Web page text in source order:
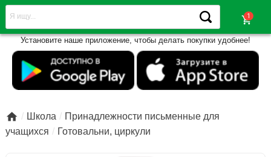
shopping_cart
Установите наше приложение, чтобы делать покупки удобнее!
 Школа
Принадлежности письменные для
учащихся
Готовальни, циркули